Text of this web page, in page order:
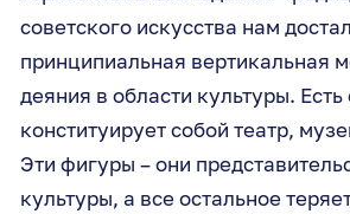
советского искусства нам
принципиальная вертикальная
деяния в области культуры.
конституирует собой театр,
Эти фигуры – они
культуры, а все остальное